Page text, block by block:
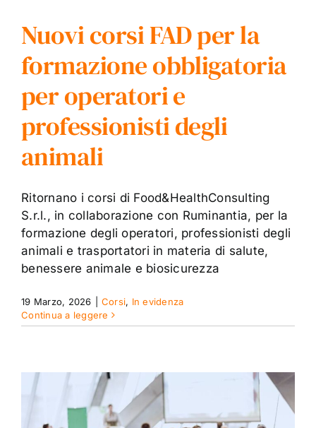
Nuovi corsi FAD per la
formazione obbligatoria
per operatori e
professionisti degli
animali
Ritornano i corsi di Food&HealthConsulting
S.r.l., in collaborazione con Ruminantia, per la
formazione degli operatori, professionisti degli
animali e trasportatori in materia di salute,
benessere animale e biosicurezza
19 Marzo, 2026 Corsi, In evidenza
Continua a leggere